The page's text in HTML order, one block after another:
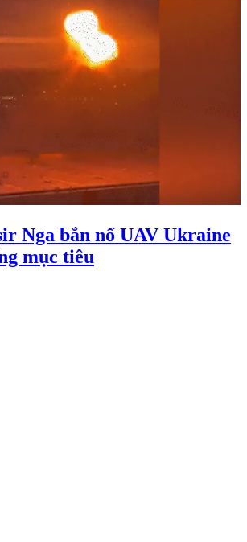
Nga bắn nổ UAV Ukraine
mục tiêu